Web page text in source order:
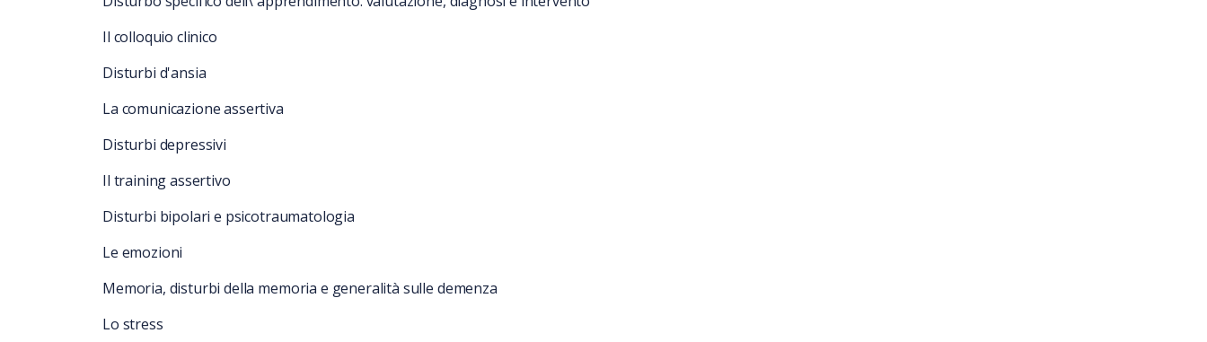
Il colloquio clinico
Disturbi d'ansia
La comunicazione assertiva
Disturbi depressivi
Il training assertivo
Disturbi bipolari e psicotraumatologia
Le emozioni
Memoria, disturbi della memoria e generalità sulle demenza
Lo stress